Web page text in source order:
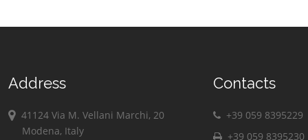
Address
41124 Via M. Vellani Marchi, 20
Modena, Italy
Contacts
+39 059 8395229
+39 059 8395230